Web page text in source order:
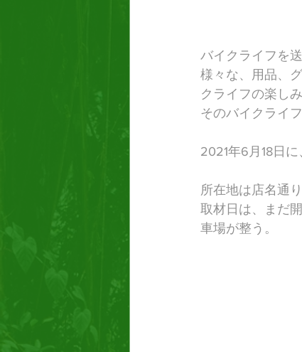
バイクライフを
様々な、用品、
クライフの楽しみ
そのバイクライ
2021年6月18日
所在地は店名通
取材日は、まだ
車場が整う。